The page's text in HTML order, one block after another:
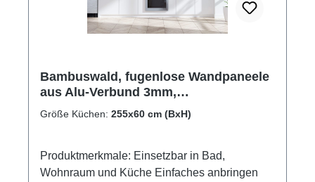
Bambuswald, fugenlose Wandpaneele
aus Alu-Verbund 3mm,
Küchenrückwand
Größe Küchen: 255x60 cm (BxH)
Produktmerkmale: Einsetzbar in Bad,
Wohnraum und Küche Einfaches anbringen